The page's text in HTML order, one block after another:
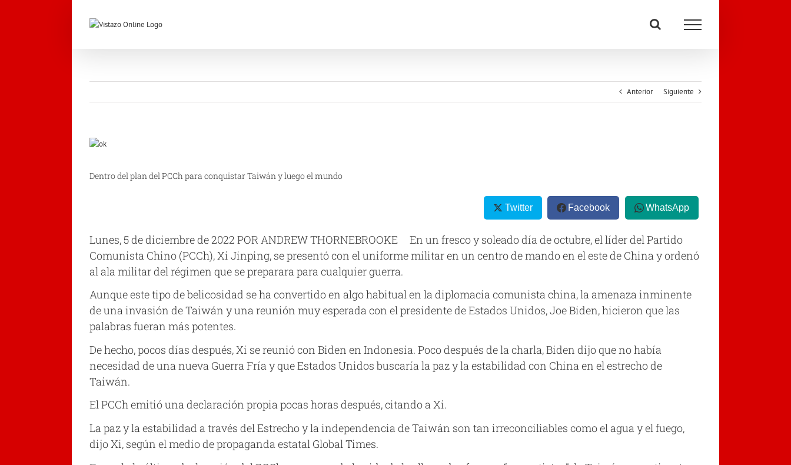
Anterior Siguiente
Ver
grande
Dentro del plan del PCCh para conquistar Taiwán y luego el mundo
Twitter Facebook WhatsApp
Lunes, 5 de diciembre de 2022 POR ANDREW THORNEBROOKE En un fresco y soleado día de octubre, el líder del Partido
Comunista Chino (PCCh), Xi Jinping, se presentó con el uniforme militar en un centro de mando en el este de China y ordenó
al ala militar del régimen que se preparara para cualquier guerra.
Aunque este tipo de belicosidad se ha convertido en algo habitual en la diplomacia comunista china, la amenaza inminente
de una invasión de Taiwán y una reunión muy esperada con el presidente de Estados Unidos, Joe Biden, hicieron que las
palabras fueran más potentes.
De hecho, pocos días después, Xi se reunió con Biden en Indonesia. Poco después de la charla, Biden dijo que no había
necesidad de una nueva Guerra Fría y que Estados Unidos buscaría la paz y la estabilidad con China en el estrecho de
Taiwán.
El PCCh emitió una declaración propia pocas horas después, citando a Xi.
La paz y la estabilidad a través del Estrecho y la independencia de Taiwán son tan irreconciliables como el agua y el fuego,
dijo Xi, según el medio de propaganda estatal Global Times.